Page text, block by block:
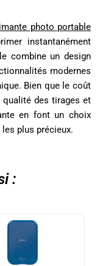
photo portable
instantanément
combine un design
modernes
Bien que le coût
qualité des tirages et
en font un choix
plus précieux.
: